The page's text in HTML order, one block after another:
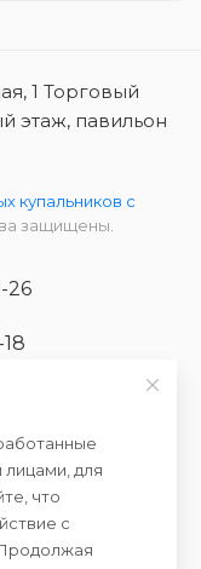
1 Торговый
этаж, павильон
купальников с
защищены.
26
до 20:00
дни:
для
что
с